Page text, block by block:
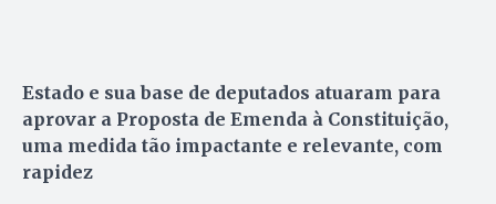
Estado e sua base de deputados atuaram para
aprovar a Proposta de Emenda à Constituição,
uma medida tão impactante e relevante, com
rapidez